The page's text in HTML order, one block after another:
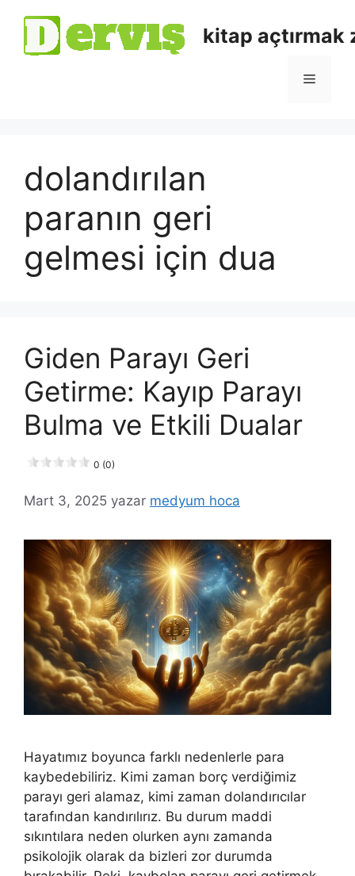
kitap açtırmak
dolandırılan
paranın geri
gelmesi için dua
Giden Parayı Geri
Getirme: Kayıp Parayı
Bulma ve Etkili Dualar
0 (0)
Mart 3, 2025 yazar medyum hoca
Hayatımız boyunca farklı nedenlerle para
kaybedebiliriz. Kimi zaman borç verdiğimiz
parayı geri alamaz, kimi zaman dolandırıcılar
tarafından kandırılırız. Bu durum maddi
sıkıntılara neden olurken aynı zamanda
psikolojik olarak da bizleri zor durumda